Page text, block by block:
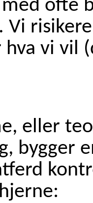
ofte
Vi
hva vi vil
eller
bygger